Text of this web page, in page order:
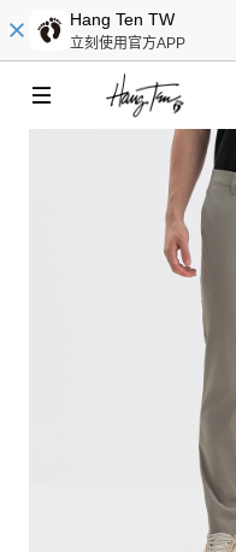
Hang Ten TW
立刻使用官方APP